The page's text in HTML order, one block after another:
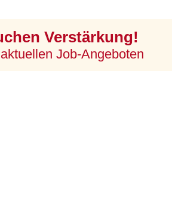
Verstärkung!
Job-Angeboten